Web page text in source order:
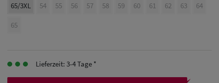
Herren
65/3XL 54 55 56 57 58 59 60 61 62 63 64
65
Lieferzeit: 3-4 Tage *